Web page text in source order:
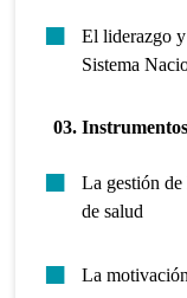
El liderazgo
Sistema
03.
La gestión de
de salud
La